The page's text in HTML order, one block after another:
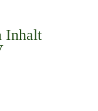
Inhalt